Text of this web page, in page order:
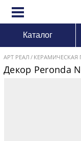
Каталог
АРТ РЕАЛ КЕРАМИЧЕСКАЯ
Декор Peronda